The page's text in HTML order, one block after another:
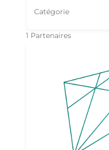
Catégorie
1 Partenaires